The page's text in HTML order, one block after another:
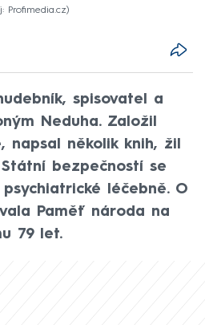
Profimedia.cz
spisovatel a
Neduha. Založil
napsal několik knih, žil
bezpečností se
léčebně. O
Paměť národa na
79 let.